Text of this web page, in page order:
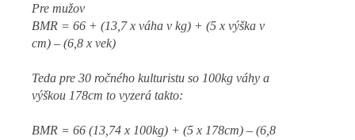
Pre mužov
BMR = 66 + (13,7 x váha v kg) + (5 x výška v
cm) – (6,8 x vek)
Teda pre 30 ročného kulturistu so 100kg váhy a
výškou 178cm to vyzerá takto:
BMR = 66 (13,74 x 100kg) + (5 x 178cm) – (6,8